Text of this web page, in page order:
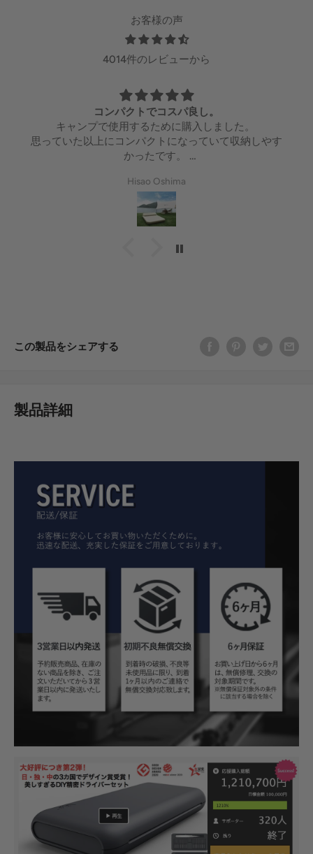
お客様の声
4014件のレビューから
コンパクトでコスパ良し。
キャンプで使用するために購入しました。
思っていた以上にコンパクトになっていて収納しやす
かったです。
す。
値段を考えたらコスパが良い商品だと感じました。
Hisao Oshima
この製品をシェアする
製品詳細